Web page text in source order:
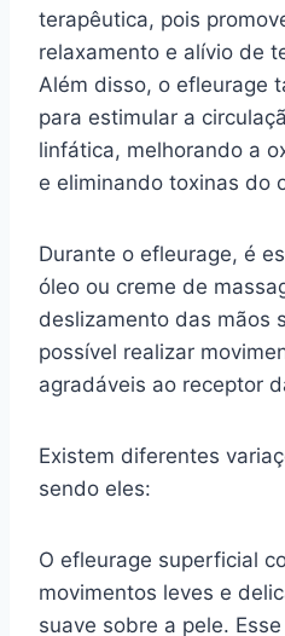
terapêutica, pois
relaxamento e alívio de
Além disso, o efleurage
para estimular a
linfática, melhorando a
e eliminando toxinas do
Durante o efleurage, é
óleo ou creme de
deslizamento das mãos
possível realizar
agradáveis ao receptor
Existem diferentes
sendo eles:
O efleurage superficial
movimentos leves e
suave sobre a pele.